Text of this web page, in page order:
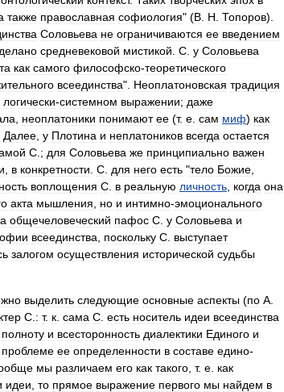
также православная софиология" (В Н Топоров).
Соловьева не ограничиваются ее введением
средневековой мистикой С у Соловьева
как самого философско-теоретического
всеединства". Неоплатоновская традиция
логически-системном выражении; даже
неоплатоники понимают ее (т. е сам миф) как
Далее у Плотина и неплатоников всегда остается
С .; для Соловьева же принципиально важен
в конкретности С для него есть "тело Божие
воплощения С в реальную личность когда она
акта мышления но и интимно-эмоционального
общечеловеческий пафос С у Соловьева и
всеединства поскольку С выступает
залогом осуществления исторической судьбы
выделить следующие основные аспекты (по А
С : т. к сама С есть носитель идеи всеединства
полноту и всесторонность диалектики Единого и
проблеме ее определенности в составе едино-
мы различаем его как такого т. е как
идеи то прямое выражение первого мы найдем в